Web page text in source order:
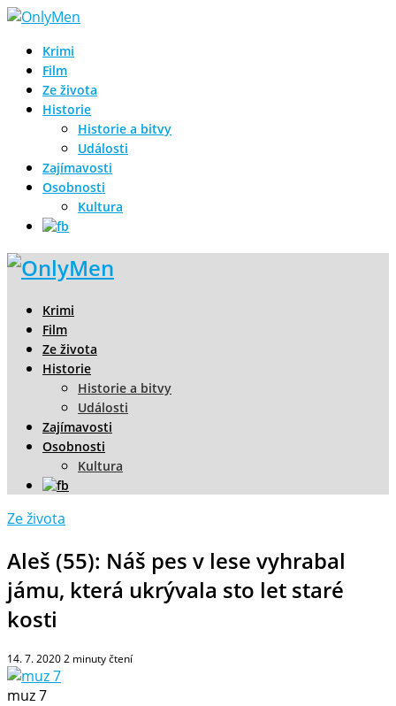
Krimi
Film
Ze života
Historie
Historie a bitvy
Události
Zajímavosti
Osobnosti
Kultura
Krimi
Film
Ze života
Historie
Historie a bitvy
Události
Zajímavosti
Osobnosti
Kultura
Ze života
Aleš (55): Náš pes v lese vyhrabal
jámu, která ukrývala sto let staré
kosti
14. 7. 20202 minuty čtení
muz 7